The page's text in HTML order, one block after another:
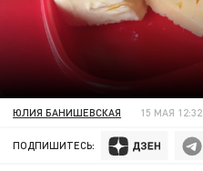
ЮЛИЯ БАНИШЕВСКАЯ 15 МАЯ 12:32
ПОДПИШИТЕСЬ: